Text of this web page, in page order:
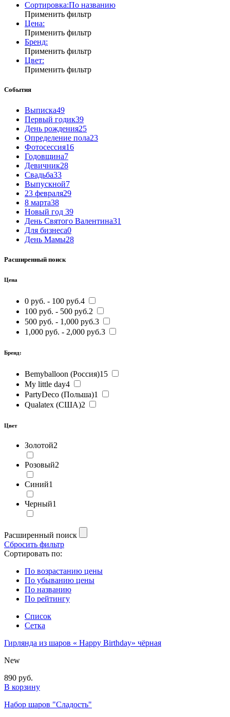
Сортировка:По названию
Применить фильтр
Цена:
Применить фильтр
Бренд:
Применить фильтр
Цвет:
Применить фильтр
События
Выписка49
Первый годик39
День рождения25
Определение пола23
Фотосессия16
Годовщина7
Девичник28
Свадьба33
Выпускной7
23 февраля29
8 марта38
Новый год 39
День Святого Валентина31
Для бизнеса0
День Мамы28
Расширенный поиск
Цена
0 руб. - 100 руб.4
100 руб. - 500 руб.2
500 руб. - 1,000 руб.3
1,000 руб. - 2,000 руб.3
Бренд:
Bemyballoon (Россия)15
My little day4
PartyDeco (Польша)1
Qualatex (США)2
Цвет
Золотой2
Розовый2
Синий1
Черный1
Расширенный поиск
Сбросить фильтр
Сортировать по:
По возрастанию цены
По убыванию цены
По названию
По рейтингу
Список
Сетка
Гирлянда из шаров « Happy Birthday» чёрная
New
890 руб.
В корзину
Набор шаров "Сладость"